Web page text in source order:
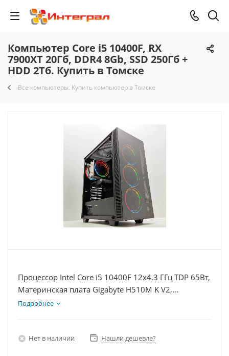
Компьютер Core i5 10400F, RX
7900XT 20Гб, DDR4 8Gb, SSD 250Гб +
HDD 2Тб. Купить в Томске
Все компьютеры. Купить компьютер в Томске
Процессор Intel Core i5 10400F 12x4.3 ГГц TDP 65Вт,
Материнская плата Gigabyte H510M K V2,
Видеокарта RX 7900XT 20Гб, Память DDR4 8Gb,
Подробнее
Нет в наличии Нашли дешевле?